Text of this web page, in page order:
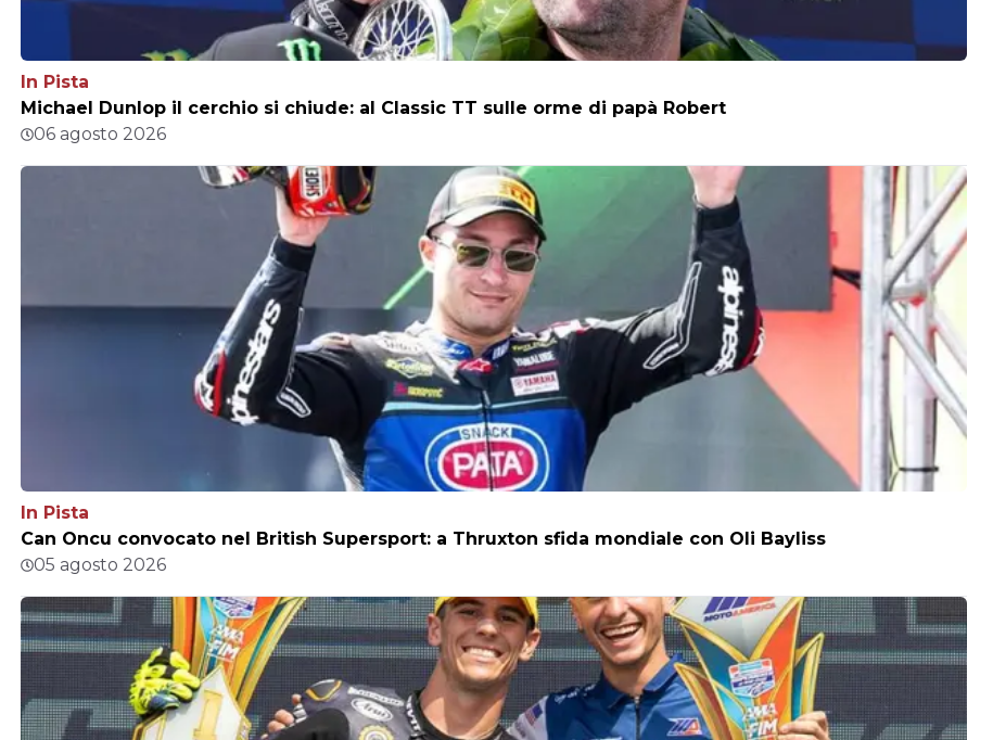
In Pista
Michael Dunlop il cerchio si chiude: al Classic TT sulle orme di papà Robert
06 agosto 2026
In Pista
Can Oncu convocato nel British Supersport: a Thruxton sfida mondiale con Oli Bayliss
05 agosto 2026